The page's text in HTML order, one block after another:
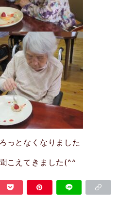
っとなくなりました
こえてきました(^^ゞ